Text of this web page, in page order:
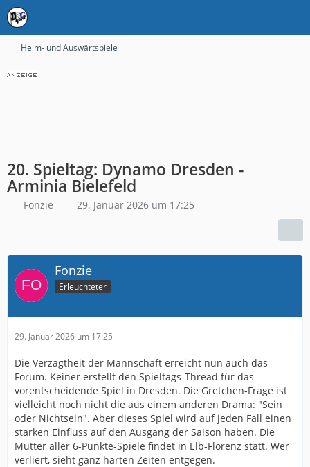
Heim- und Auswärtspiele
20. Spieltag: Dynamo Dresden -
Arminia Bielefeld
Fonzie 29. Januar 2026 um 17:25
Fonzie
Erleuchteter
29. Januar 2026 um 17:25
Die Verzagtheit der Mannschaft erreicht nun auch das
Forum. Keiner erstellt den Spieltags-Thread für das
vorentscheidende Spiel in Dresden. Die Gretchen-Frage ist
vielleicht noch nicht die aus einem anderen Drama: "Sein
oder Nichtsein". Aber dieses Spiel wird auf jeden Fall einen
starken Einfluss auf den Ausgang der Saison haben. Die
Mutter aller 6-Punkte-Spiele findet in Elb-Florenz statt. Wer
verliert, sieht ganz harten Zeiten entgegen.